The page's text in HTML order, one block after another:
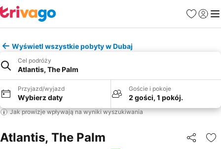
Ulubione
Wyświetl wszystkie pobyty w Dubaj
Cel podróży
Atlantis, The Palm
Przyjazd/wyjazd
Wybierz daty
Goście i pokoje
2 gości, 1 pokój.
Jak prowizje wpływają na wyniki wyszukiwania
Atlantis, The Palm